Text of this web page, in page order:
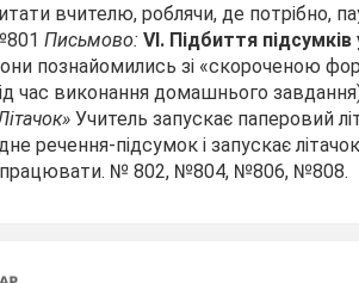
вчителю, роблячи, де потрібно,
Письмово:VI. Підбиття підсумків
познайомились зі «скороченою
час виконання домашнього
Учитель запускає паперовий
речення-підсумок і запускає літачок
№ 802, №804, №806, №808.